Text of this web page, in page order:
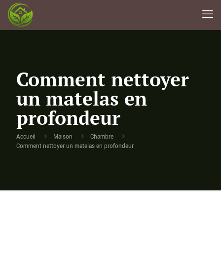
Comment nettoyer
un matelas en
profondeur
Accueil Maison
Chambre
Comment nettoyer un matelas en profondeur